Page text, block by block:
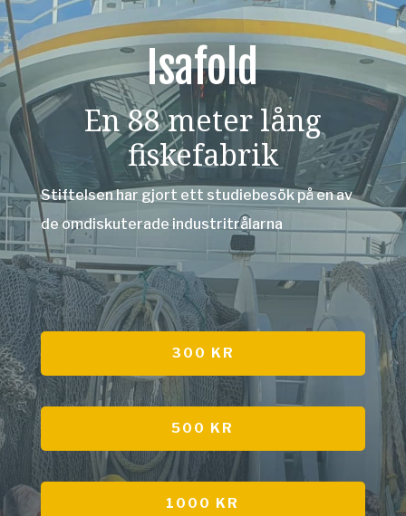
Isafold
En 88 meter lång
fiskefabrik
Stiftelsen har gjort ett studiebesök på en av
de omdiskuterade industritrålarna
300 KR
500 KR
1000 KR